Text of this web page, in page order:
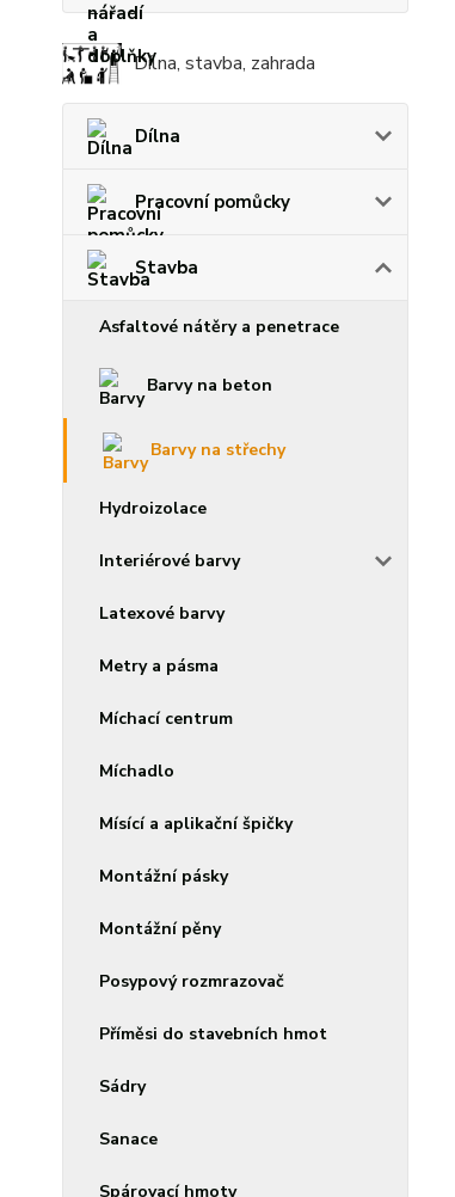
Dílna, stavba, zahrada
Dílna
Pracovní pomůcky
Stavba
Asfaltové nátěry a penetrace
Barvy na beton
Barvy na střechy
Hydroizolace
Interiérové barvy
Latexové barvy
Metry a pásma
Míchací centrum
Míchadlo
Mísící a aplikační špičky
Montážní pásky
Montážní pěny
Posypový rozmrazovač
Příměsi do stavebních hmot
Sádry
Sanace
Spárovací hmoty